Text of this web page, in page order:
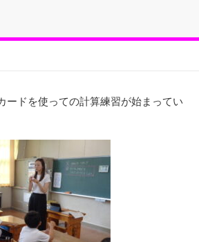
ードを使っての計算練習が始まってい